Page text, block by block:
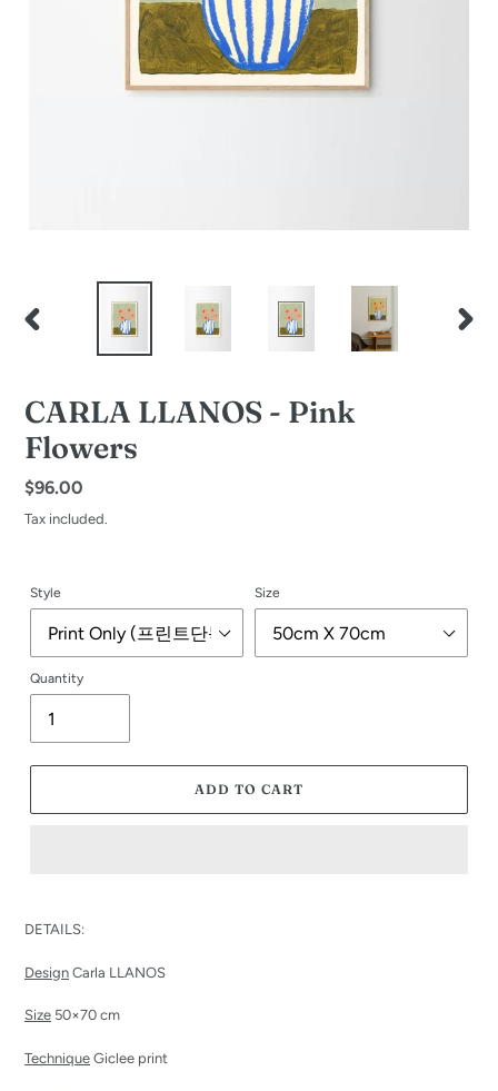
CARLA LLANOS - Pink
Flowers
Regular
price
$96.00
Tax included.
Style Size
Quantity
ADD TO CART
to
cart
DETAILS:
Design Carla LLANOS
Size 50×70 cm
Technique Giclee print